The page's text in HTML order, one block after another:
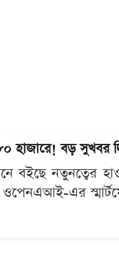
হাজারে! বড় সুখবর
বইছে নতুনত্বের
ওপেনএআই-এর